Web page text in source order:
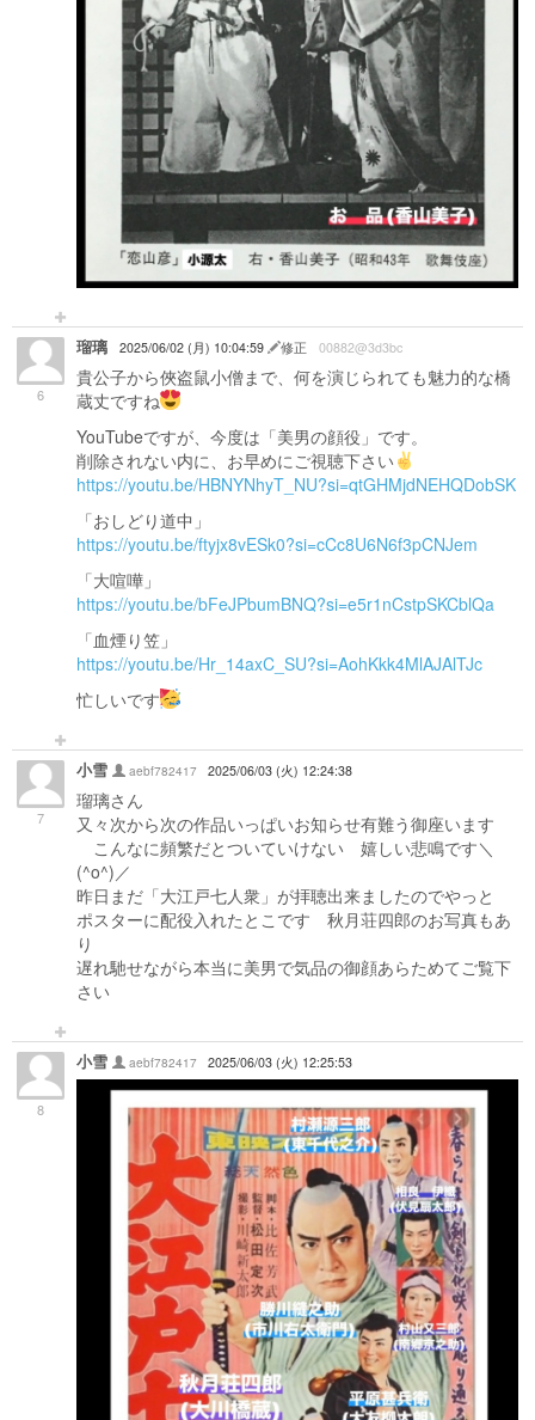
6
瑠璃 2025/06/02 (月) 10:04:59 修正 00882@3d3bc
貴公子から俠盗鼠小僧まで、何を演じられても魅力的な橋
蔵丈ですね
YouTubeですが、今度は「美男の顔役」です。
削除されない内に、お早めにご視聴下さい
https://youtu.be/HBNYNhyT_NU?si=qtGHMjdNEHQDobSK
「おしどり道中」
https://youtu.be/ftyjx8vESk0?si=cCc8U6N6f3pCNJem
「大喧嘩」
https://youtu.be/bFeJPbumBNQ?si=e5r1nCstpSKCblQa
「血煙り笠」
https://youtu.be/Hr_14axC_SU?si=AohKkk4MlAJAlTJc
忙しいです
7
小雪 aebf782417 2025/06/03 (火) 12:24:38
瑠璃さん
又々次から次の作品いっぱいお知らせ有難う御座います
こんなに頻繁だとついていけない 嬉しい悲鳴です＼
(^o^)／
昨日まだ「大江戸七人衆」が拝聴出来ましたのでやっと
ポスターに配役入れたとこです 秋月荘四郎のお写真もあ
り
遅れ馳せながら本当に美男で気品の御顔あらためてご覧下
さい
8
小雪 aebf782417 2025/06/03 (火) 12:25:53